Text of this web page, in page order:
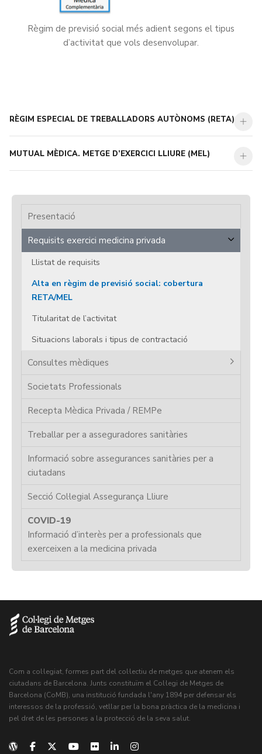
Règim de previsió social més adient segons el tipus
d’activitat que vols desenvolupar.
RÈGIM ESPECIAL DE TREBALLADORS AUTÒNOMS (RETA)
MUTUAL MÈDICA. METGE D’EXERCICI LLIURE (MEL)
Presentació
Requisits exercici medicina privada
Llistat de requisits
Alta en règim de previsió social: cobertura
RETA/MEL
Titularitat de l’activitat
Situacions laborals i tipus de contractació
Consultes mèdiques
Societats Professionals
Recepta Mèdica Privada / REMPe
Treballar per a asseguradores sanitàries
Informació sobre assegurances sanitàries per a
ciutadans
Secció Col·legial Assegurança Lliure
COVID-19
Informació d’interès per a professionals que
exerceixen a la medicina privada
Com a col·legiat, formes part del col·lectiu de metges que atenem els
ciutadans de Barcelona. Junts constituïm el Col·legi de Metges de
Barcelona (CoMB), una institució fundada l'any 1894 per defensar els
interessos de la professió, vetllar per la bona pràctica de la medicina i
pel dret de les persones a la protecció de la seva salut.